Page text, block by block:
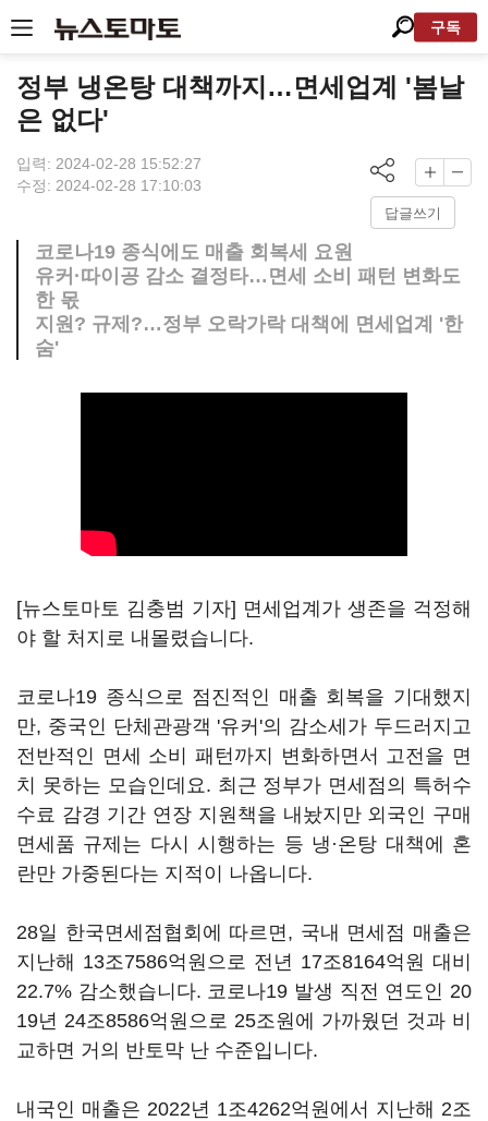
구독
정부 냉온탕 대책까지…면세업계 '봄날
은 없다'
입력: 2024-02-28 15:52:27
수정: 2024-02-28 17:10:03
답글쓰기
코로나19 종식에도 매출 회복세 요원
유커·따이공 감소 결정타…면세 소비 패턴 변화도
한 몫
지원? 규제?…정부 오락가락 대책에 면세업계 '한
숨'
[뉴스토마토 김충범 기자] 면세업계가 생존을 걱정해
야 할 처지로 내몰렸습니다.
코로나19 종식으로 점진적인 매출 회복을 기대했지
만, 중국인 단체관광객 '유커'의 감소세가 두드러지고
전반적인 면세 소비 패턴까지 변화하면서 고전을 면
치 못하는 모습인데요. 최근 정부가 면세점의 특허수
수료 감경 기간 연장 지원책을 내놨지만 외국인 구매
면세품 규제는 다시 시행하는 등 냉·온탕 대책에 혼
란만 가중된다는 지적이 나옵니다.
28일 한국면세점협회에 따르면, 국내 면세점 매출은
지난해 13조7586억원으로 전년 17조8164억원 대비
22.7% 감소했습니다. 코로나19 발생 직전 연도인 20
19년 24조8586억원으로 25조원에 가까웠던 것과 비
교하면 거의 반토막 난 수준입니다.
내국인 매출은 2022년 1조4262억원에서 지난해 2조